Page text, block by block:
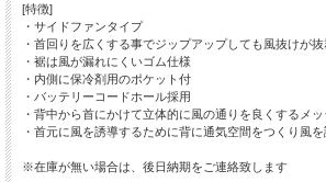
[特徴]
・サイドファンタイプ
・首回りを広くする事でジップアップしても風抜けが抜
・裾は風が漏れにくいゴム仕様
・内側に保冷剤用のポケット付
・バッテリーコードホール採用
・背中から首にかけて立体的に風の通りを良くするメ
・首元に風を誘導するために背に通気空間をつくり風
※在庫が無い場合は、後日納期をご連絡致します